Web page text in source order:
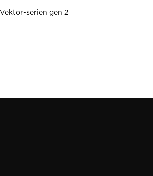
Vektor-serien gen 2